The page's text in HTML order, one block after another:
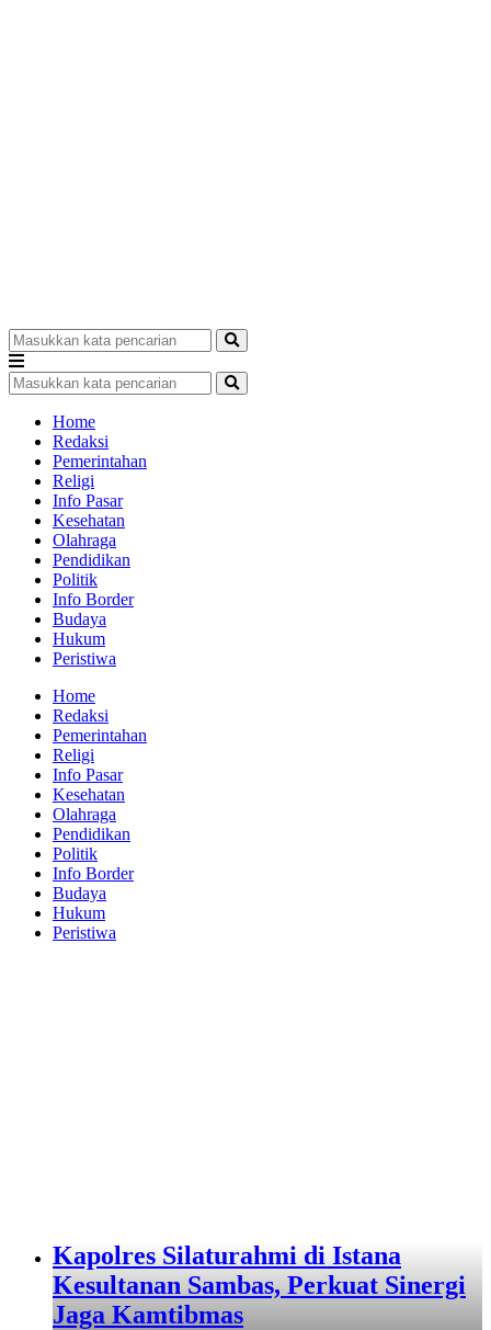
Home
Redaksi
Pemerintahan
Religi
Info Pasar
Kesehatan
Olahraga
Pendidikan
Politik
Info Border
Budaya
Hukum
Peristiwa
Home
Redaksi
Pemerintahan
Religi
Info Pasar
Kesehatan
Olahraga
Pendidikan
Politik
Info Border
Budaya
Hukum
Peristiwa
‎Kapolres Silaturahmi di Istana
Kesultanan Sambas, Perkuat Sinergi
Jaga Kamtibmas